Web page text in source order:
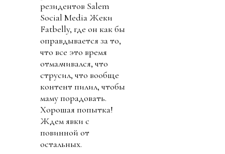
резидентов Salem
Social Media Жеки
Fatbelly, где он как бы
оправдывается за то,
что все это время
отмалчивался, что
струсил, что вообще
контент пилил, чтобы
маму порадовать.
Хорошая попытка!
Ждем явки с
повинной от
остальных.